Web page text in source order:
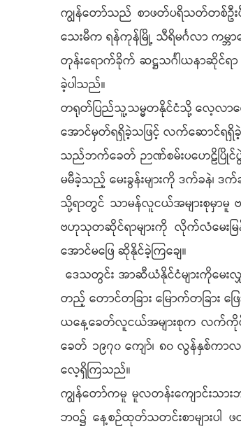
ကျွန်တော်သည် စာဖတ်ပရိသတ်တစ်ဦးပီ
သေးမီက ရန်ကုန်မြို့ သီရိမင်္ဂလာ ကမ္
တုန်းရောက်ခိုက် ဆဋ္ဌသင်္ဂါယနာဆိုင်ရ
ခဲ့ပါသည်။
တရုတ်ပြည်သူ့သမ္မတနိုင်ငံသို့ လေ့လာရ
အောင်မှတ်ရရှိခဲ့သဖြင့် လက်ဆောင်ရရှိခဲ့
သည်ဘက်ခေတ် ဉာဏ်စမ်းပဟေဠိပြိုင်
မမီခဲ့သည့် မေးခွန်းများကို ဒက်ခနဲ၊ ဒ
သို့ရာတွင် သာမန်လူငယ်အများစုမှာ
ဗဟုသုတဆိုင်ရာများကို လိုက်လံမေးမ
အောင်မဖြေ ဆိုနိုင်ခဲ့ကြချေ။
ဒေသတွင်း အာဆီယံနိုင်ငံများကိုမေး
တည့် တောင်တခြား မြောက်တခြား
ယနေ့ခေတ်လူငယ်အများစုက လက်ကိုင်ဖု
ခေတ် ၁၉၇၀ ကျော်၊ ၈၀ လွန်နှစ်ကာ
လေ့ရှိကြသည်။
ကျွန်တော်ကမူ မူလတန်းကျောင်းသား
ဘဝ၌ နေ့စဉ်ထုတ်သတင်းစာများပါ